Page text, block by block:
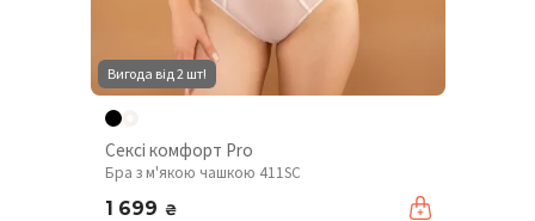
Вигода від 2 шт!
Сексі комфорт Pro
Бра з м'якою чашкою 411SC
1 699 ₴